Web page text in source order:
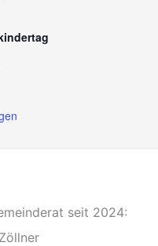
seit 2024: